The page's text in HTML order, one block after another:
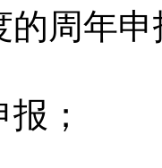
的周年
；